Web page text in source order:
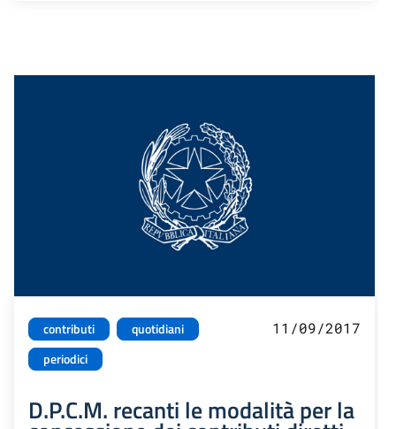
contributi
quotidiani
periodici
11/09/2017
D.P.C.M. recanti le modalità per la